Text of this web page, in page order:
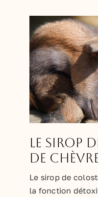
Le sirop
de
Le sirop de
la fonction